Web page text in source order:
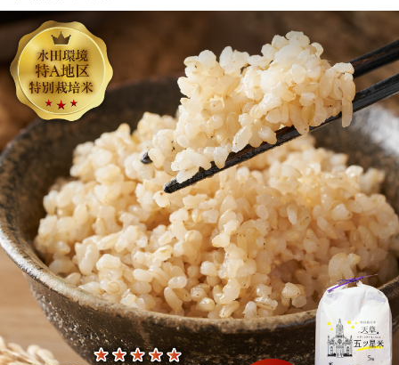
S061-010_令和8年産 先行受付 特別栽培
TOP 米・穀物 玄米 S061-010_令和8年産 先行受
TOP 米・穀物 米 コシヒカリ S061-010_令和8年産
TOP 米・穀物 米 ほかの米 S061-010_令和8年産 先